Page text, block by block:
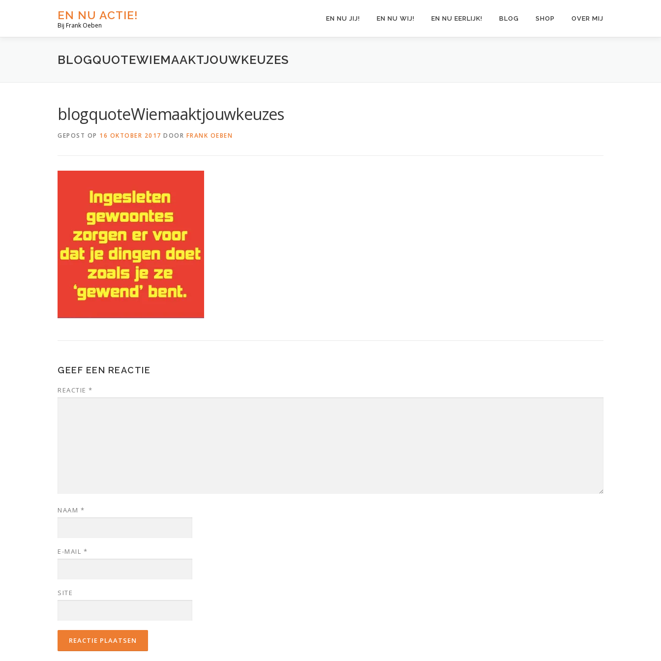
EN NU ACTIE!
Bij Frank Oeben
EN NU JIJ! EN NU WIJ! EN NU EERLIJK! BLOG SHOP OVER MIJ
BLOGQUOTEWIEMAAKTJOUWKEUZES
blogquoteWiemaaktjouwkeuzes
GEPOST OP 16 OKTOBER 2017 DOOR FRANK OEBEN
GEEF EEN REACTIE
REACTIE *
NAAM *
E-MAIL *
SITE